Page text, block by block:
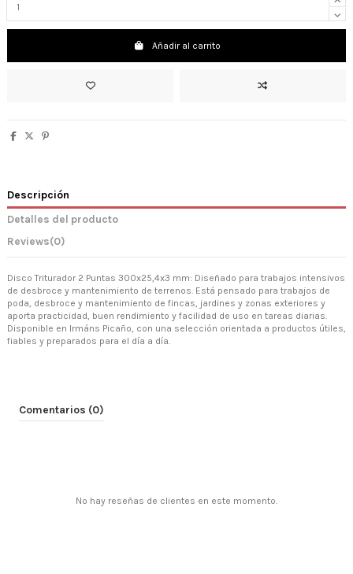
Añadir al carrito
Descripción
Detalles del producto
Reviews(0)
Disco Triturador 2 Puntas 300x25,4x3 mm: Diseñado para trabajos intensivos
de desbroce y mantenimiento de terrenos. Está pensado para trabajos de
poda, desbroce y mantenimiento de fincas, jardines y zonas exteriores y
aporta practicidad, buen rendimiento y facilidad de uso en tareas diarias.
Disponible en Irmáns Picaño, con una selección orientada a productos útiles,
fiables y preparados para el día a día.
Comentarios (0)
No hay reseñas de clientes en este momento.